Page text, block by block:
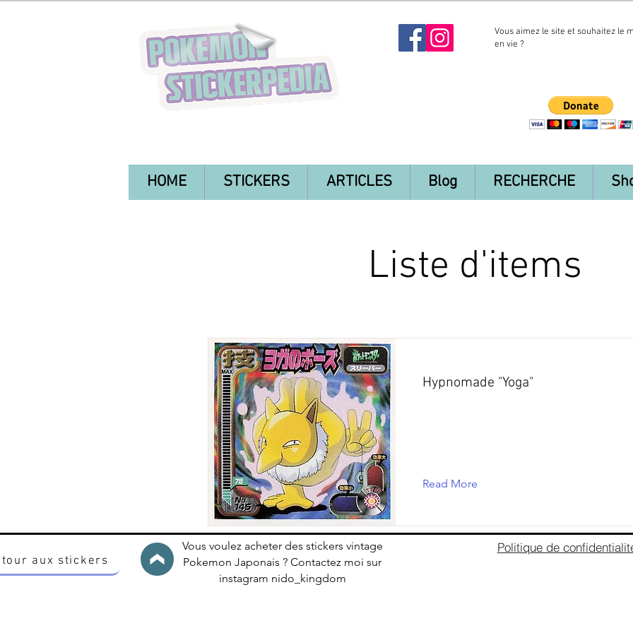
Vous aimez le site et souhaitez le
en vie ?
HOME STICKERS ARTICLES Blog RECHERCHE
Liste d'items
Hypnomade "Yoga"
Read More
aux stickers
Vous voulez acheter des stickers vintage
Pokemon Japonais ? Contactez moi sur
instagram nido_kingdom
Politique de